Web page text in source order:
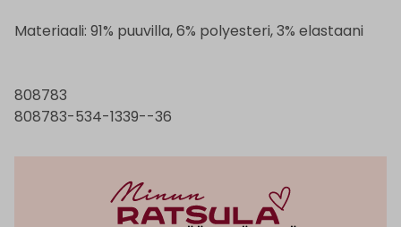
Materiaali: 91% puuvilla, 6% polyesteri, 3% elastaani
808783
808783-534-1339--36